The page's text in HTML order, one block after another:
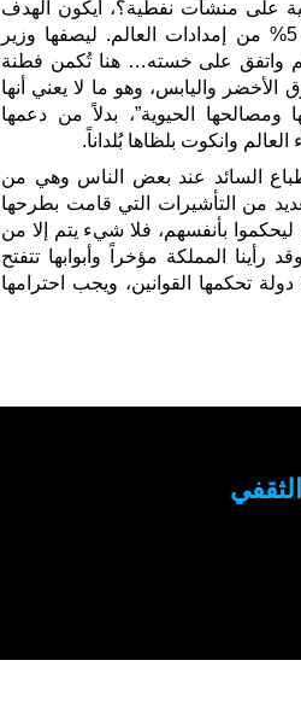
على منشآت نفطية؟، أيكون الهدف
فقط هو إثبات أنهم حمقى؟ وهذا ما فعلوه، بمهاجمة 5% من إمدادات العالم. ليصفها وزير
واتفق على خسته… هنا تُكمن فطنة
واليابس، وهو ما لا يعني أنها
الحيوية”، بدلاً من دعمها
وانكوت بلظاها بُلداناً.
السائد عند بعض الناس وهي من
من التأشيرات التي قامت بطرحها
ليحكموا بأنفسهم، فلا شيء يتم إلا من
المملكة مؤخراً وأبوابها تتفتح
تحكمها القوانين، ويجب احترامها